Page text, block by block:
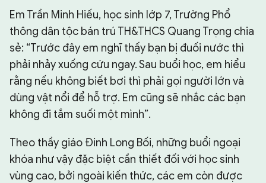
Em Trần Minh Hiếu, học sinh lớp 7, Trường Phổ
thông dân tộc bán trú TH&THCS Quang Trọng chia
sẻ: “Trước đây em nghĩ thấy bạn bị đuối nước thì
phải nhảy xuống cứu ngay. Sau buổi học, em hiểu
rằng nếu không biết bơi thì phải gọi người lớn và
dùng vật nổi để hỗ trợ. Em cũng sẽ nhắc các bạn
không đi tắm suối một mình”.
Theo thầy giáo Đinh Long Bối, những buổi ngoại
khóa như vậy đặc biệt cần thiết đối với học sinh
vùng cao, bởi ngoài kiến thức, các em còn được